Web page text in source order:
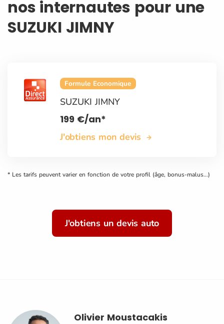
nos internautes pour une
SUZUKI JIMNY
Formule Economique
SUZUKI JIMNY
199 €/an*
J'obtiens mon devis
* Les tarifs peuvent varier en fonction de votre profil (âge, bonus-malus...)
J'obtiens un devis auto
Olivier Moustacakis